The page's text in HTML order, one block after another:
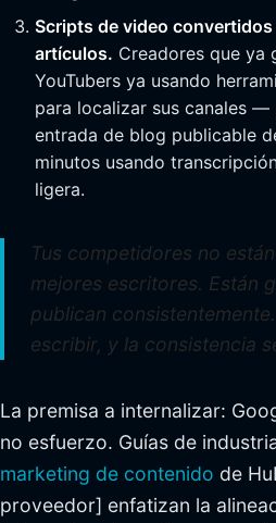
Scripts de video
artículos. Creadores que
YouTubers ya usando
para localizar sus canales —
entrada de blog publicable
minutos usando
ligera.
Tus competidores no
mejores escritores. Están
publican
escribir, y la consistencia
La premisa a internalizar:
no esfuerzo. Guías de
marketing de contenido de
proveedor] enfatizan la